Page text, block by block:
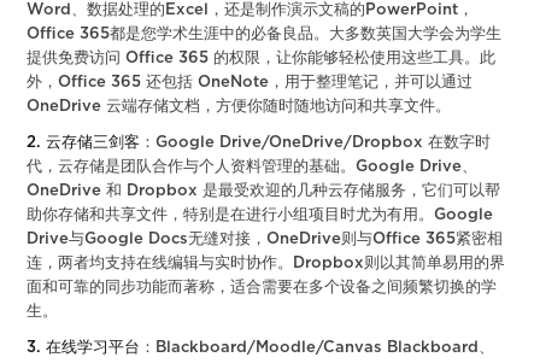
Word、数据处理的Excel，还是制作演示文稿的PowerPoint，
Office 365都是您学术生涯中的必备良品。大多数英国大学会为学生
提供免费访问 Office 365 的权限，让你能够轻松使用这些工具。此
外，Office 365 还包括 OneNote，用于整理笔记，并可以通过
OneDrive 云端存储文档，方便你随时随地访问和共享文件。
2. 云存储三剑客 ：Google Drive/OneDrive/Dropbox 在数字时
代，云存储是团队合作与个人资料管理的基础。Google Drive、
OneDrive 和 Dropbox 是最受欢迎的几种云存储服务，它们可以帮
助你存储和共享文件，特别是在进行小组项目时尤为有用。Google
Drive与Google Docs无缝对接，OneDrive则与Office 365紧密相
连，两者均支持在线编辑与实时协作。Dropbox则以其简单易用的界
面和可靠的同步功能而著称，适合需要在多个设备之间频繁切换的学
生。
3. 在线学习平台 ：Blackboard/Moodle/Canvas Blackboard、